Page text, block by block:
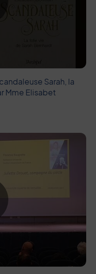
Sarah, la
Mme Elisabet